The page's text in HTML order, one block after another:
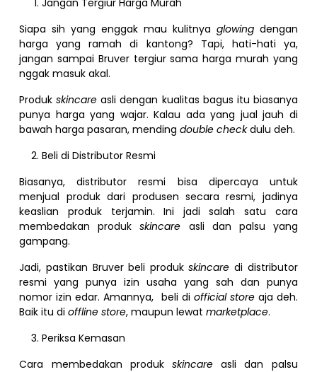
Siapa sih yang enggak mau kulitnya glowing dengan
harga yang ramah di kantong? Tapi, hati-hati ya,
jangan sampai Bruver tergiur sama harga murah yang
nggak masuk akal.
Produkskincareasli dengan kualitas bagus itu biasanya
punya harga yang wajar. Kalau ada yang jual jauh di
bawah harga pasaran, mendingdouble checkdulu deh.
Beli di Distributor Resmi
Biasanya, distributor resmi bisa dipercaya untuk
menjual produk dari produsen secara resmi, jadinya
keaslian produk terjamin. Ini jadi salah satu cara
membedakan produkskincare asli dan palsu yang
gampang.
Jadi, pastikan Bruver beli produkskincaredi distributor
resmi yang punya izin usaha yang sah dan punya
nomor izin edar. Amannya, beli di official storeaja deh.
Baik itu dioffline store, maupun lewatmarketplace.
Periksa Kemasan
Cara membedakan produk skincareasli dan palsu